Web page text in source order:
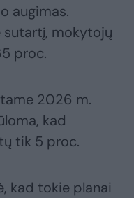
augimas.
sutartį, mokytojų
proc.
2026 m.
kad
tik 5 proc.
kad tokie planai